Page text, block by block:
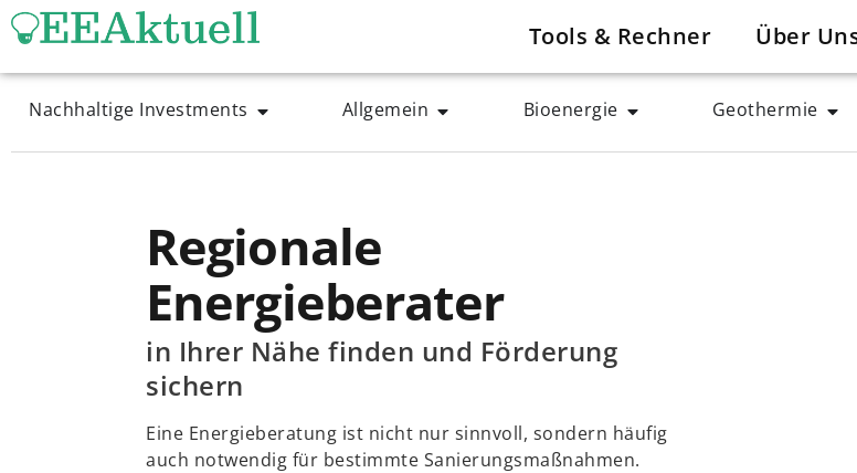
Tools & Rechner Über
Nachhaltige Investments Allgemein Bioenergie Geothermie
Regionale
Energieberater
in Ihrer Nähe finden und Förderung
sichern
Eine Energieberatung ist nicht nur sinnvoll, sondern häufig
auch notwendig für bestimmte Sanierungsmaßnahmen.